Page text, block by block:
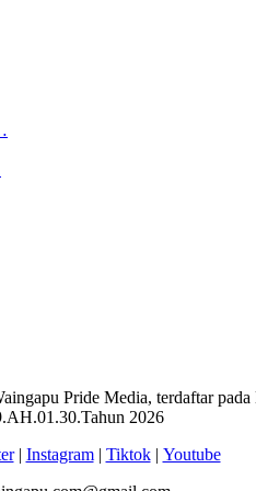
Pride Media, terdaftar
2026
| Instagram| Tiktok| Youtube